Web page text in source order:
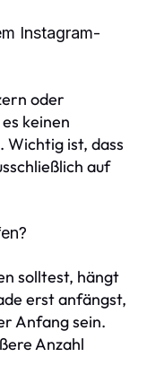
Instagram-
oder
keinen
Wichtig ist, dass
auf
solltest, hängt
erst anfängst,
Anfang sein.
Anzahl